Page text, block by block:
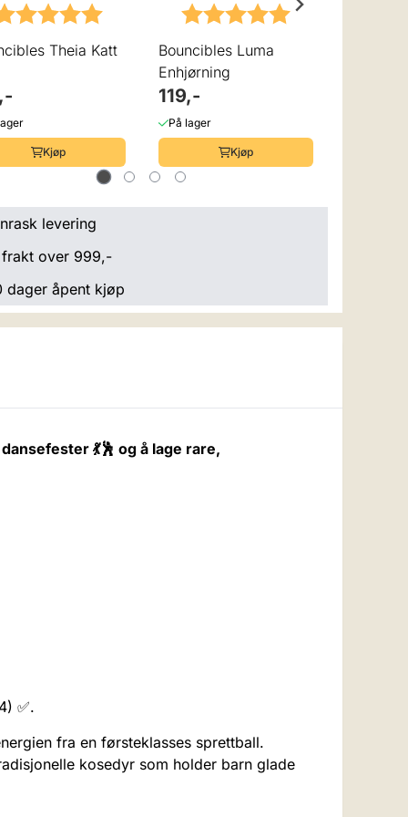
5.0 av 5 mulige
Theia Katt
Kjøp
Karakter: 5.0 av 5 mulige
Bouncibles Luma
Enhjørning
119,-
På lager
Kjøp
levering
frakt over 999,-
dager åpent kjøp
💃🕺 og å lage rare,
✅.
fra en førsteklasses sprettball.
kosedyr som holder barn glade